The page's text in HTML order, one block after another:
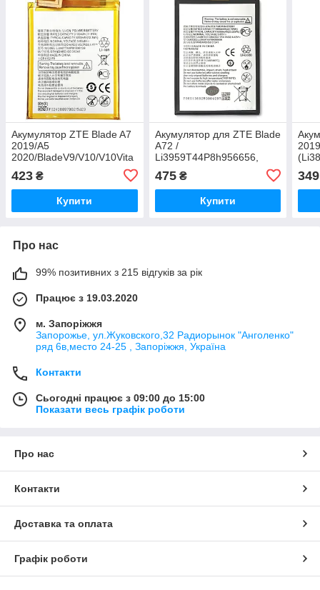
Акумулятор ZTE Blade A7
2019/A5
2020/BladeV9/V10/V10Vita
Li3931T44P8H806139/Li3932T44P6h8,
3200 mAh Original PRC
423 ₴
Купити
Акумулятор для ZTE Blade
A72 /
Li3959T44P8h956656,
475₴
Купити
349
Про нас
99% позитивних з 215 відгуків за рік
Працює з 19.03.2020
м. Запоріжжя
Запорожье, ул.Жуковского,32 Радиорынок "Анголенко"
ряд 6в,место 24-25 , Запоріжжя, Україна
Контакти
Сьогодні працює з 09:00 до 15:00
Показати весь графік роботи
Про нас
Контакти
Доставка та оплата
Графік роботи